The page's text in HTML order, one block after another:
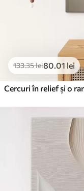
133.35lei80.01 lei